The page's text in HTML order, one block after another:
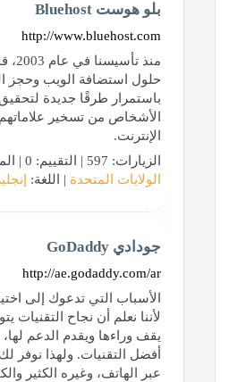
بلو هوست Bluehost
http://www.bluehost.com
حلول استضافة الويب وحجز
باستمرار طرقًا جديدة
الأشخاص من تسخير علاماتهم
الإنترنت.
الزيارات: 597 | التقييم: 0 | المقيّمين: 0 | الدولة:
الولايات المتحدة | اللغة:
جودادي GoDaddy
http://ae.godaddy.com/ar
لأننا نعلم أن نجاح
يقف وراءها ويقدم الدعم
أفضل التقنيات. ولهذا نوفر
عبر الهاتف، وغيره الكثير